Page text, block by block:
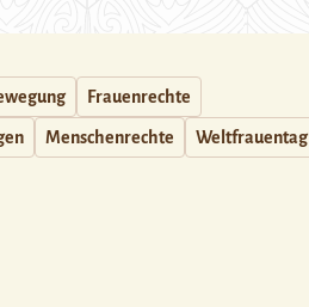
Frauenrechte
Menschenrechte Weltfrauentag